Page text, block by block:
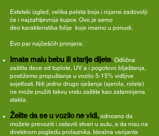
Estetski izgled, velika paleta boja i nijansi zadovolji
će i najzahtjevnije kupce. Ovo je samo
deo karakteristika folije koje imamo u ponudi.
Evo par najčešćih primjera:
Imate malu bebu ili starije dijete. Odlična
zaštita dece od toplote, UV a i pogotovo blještanja,
postižemo propuštanje u vozilo 5-15% vidljive
svjetlosti. Niti jedno drugo rješenje (sjenila, rolete)
ne može pružiti takvu vrstu zaštite kao zatamnjena
stakla.
Želite da se u vozilo ne vidi, odnosno da
možete prevoziti i ostaviti stvari u autu, a da nisu na
direktnom pogledu prolaznika. Idealna varijanta